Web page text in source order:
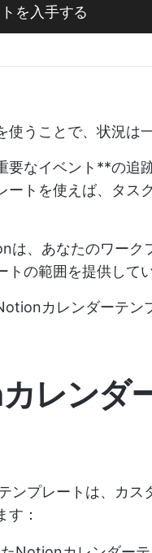
を入手する
うことで、状況は一
要なイベント**の追
ートを使えば、タス
は、あなたのワーク
の範囲を提供してい
カレンダーテン
レンダ
ンプレートは、カス
す：